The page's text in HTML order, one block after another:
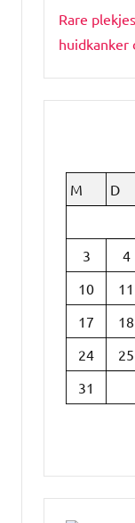
Rare
huidkanker
M
D
3
4
10
11
17
18
24
25
31